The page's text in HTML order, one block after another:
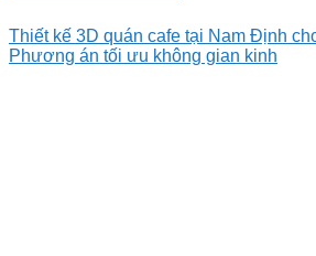
Thiết kế 3D quán cafe tại Nam Định
Phương án tối ưu không gian kinh